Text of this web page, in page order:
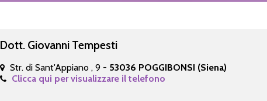
Dott. Giovanni Tempesti
Str. di Sant'Appiano , 9 - 53036 POGGIBONSI (Siena)
Clicca qui per visualizzare il telefono